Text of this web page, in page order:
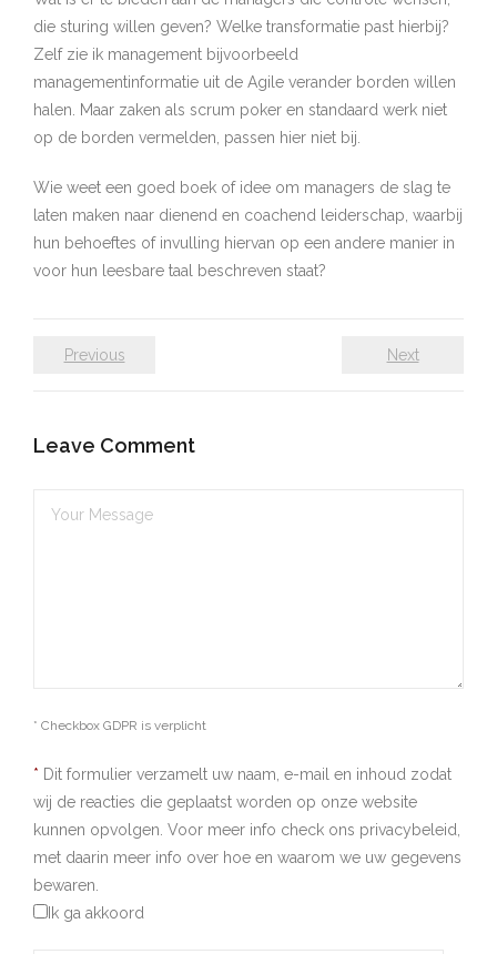
die sturing willen geven? Welke transformatie past hierbij?
Zelf zie ik management bijvoorbeeld
managementinformatie uit de Agile verander borden willen
halen. Maar zaken als scrum poker en standaard werk niet
op de borden vermelden, passen hier niet bij.
Wie weet een goed boek of idee om managers de slag te
laten maken naar dienend en coachend leiderschap, waarbij
hun behoeftes of invulling hiervan op een andere manier in
voor hun leesbare taal beschreven staat?
Previous Next
Leave Comment
* Checkbox GDPR is verplicht
* Dit formulier verzamelt uw naam, e-mail en inhoud zodat
wij de reacties die geplaatst worden op onze website
kunnen opvolgen. Voor meer info check ons privacybeleid,
met daarin meer info over hoe en waarom we uw gegevens
bewaren.
Ik ga akkoord